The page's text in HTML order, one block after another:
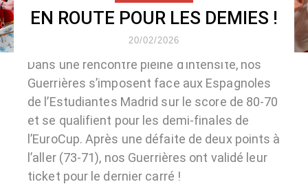
EN ROUTE POUR LES DEMIES !
20/02/2026
Dans une rencontre pleine d’intensité, nos
Guerrières s’imposent face aux Espagnoles
de l’Estudiantes Madrid sur le score de 80-70
et se qualifient pour les demi-finales de
l’EuroCup. Après une défaite de deux points à
l’aller (73-71), nos Guerrières ont validé leur
ticket pour le dernier carré !